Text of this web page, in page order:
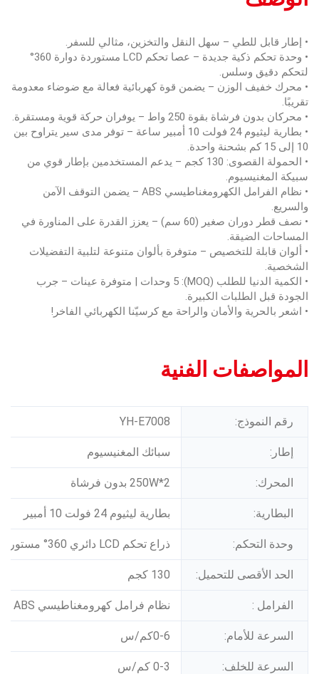
• إطار قابل للطي – سهل النقل والتخزين، مثالي للسفر.
• وحدة تحكم ذكية جديدة – عصا تحكم LCD مستوردة دوارة 360°
لتحكم دقيق وسلس.
• محرك خفيف الوزن – يضمن قوة كهربائية فعالة مع ضوضاء معدومة
تقريبًا.
• محركان بدون فرشاة بقوة 250 واط – يوفران حركة قوية ومستقرة.
• بطارية ليثيوم 24 فولت 10 أمبير ساعة – توفر مدى سير يتراوح بين
10 إلى 15 كم بشحنة واحدة.
• الحمولة القصوى: 130 كجم – يدعم المستخدمين بإطار قوي من
سبيكة المغنيسيوم.
• نظام الفرامل الكهرومغناطيسي ABS – يضمن التوقف الآمن
والسريع.
• نصف قطر دوران صغير (60 سم) – يعزز القدرة على المناورة في
المساحات الضيقة.
• ألوان قابلة للتخصيص – متوفرة بألوان متنوعة لتلبية التفضيلات
الشخصية.
• الكمية الدنيا للطلب (MOQ): 5 وحدات | متوفرة عينات – جرب
الجودة قبل الطلبات الكبيرة.
• اشعر بالحرية والأمان والراحة مع كرسيّنا الكهربائي الفاخر!
المواصفات الفنية
رقم النموذج: YH-E7008
إطار: سبائك المغنيسيوم
المحرك: 250W*2 بدون فرشاة
البطارية: بطارية ليثيوم 24 فولت 10 أمبير
وحدة التحكم: ذراع تحكم LCD دائري 360° مستورد
الحد الأقصى للتحميل: 130 كجم
الفرامل : نظام فرامل كهرومغناطيسي ABS
السرعة للأمام: 0-6كم/س
السرعة للخلف: 0-3 كم/س